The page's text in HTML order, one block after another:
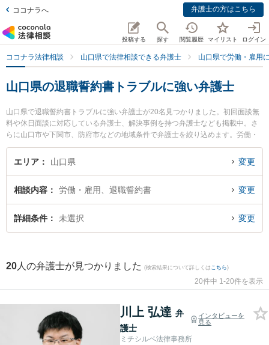
ココナラへ 弁護士の方はこちら
投稿する 探す 閲覧履歴 マイリスト ログイン
ココナラ法律相談 山口県で法律相談できる弁護士 山口県で労働・雇用
山口県の退職誓約書トラブルに強い弁護士
山口県で退職誓約書トラブルに強い弁護士が20名見つかりました。初回面談無
料や休日面談に対応している弁護士、解決事例を持つ弁護士なども掲載中。さ
らに山口市や下関市、防府市などの地域条件で弁護士を絞り込めます。労働・
雇用に関係する不当解雇や退職勧奨、内定取消等の細かな分野での絞り込み検
索もでき便利です。特にミチシルベ法律事務所の川上 弘達弁護士やベリーベス
います。『山口県で土日や夜間に発生した退職誓約書トラブルのトラブルを今
すぐに弁護士に相談したい』『退職誓約書トラブルのトラブル解決の実績豊富
な近くの弁護士を検索したい』『初回相談無料で退職誓約書トラブルを法律相
エリア 山口県 変更
相談内容 労働・雇用、退職誓約書 変更
詳細条件 未選択 変更
20 人の弁護士が見つかりました (検索結果について詳しくは こちら)
20件中 1-20件を表示
川上 弘達 弁
護士
インタビューを
見る
ミチシルベ法律事務所